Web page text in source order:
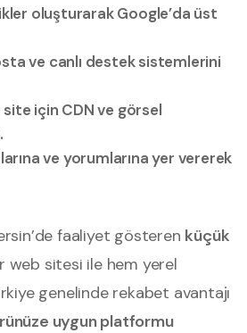
oluşturarak Google’da üst
ve canlı destek sistemlerini
site için CDN ve görsel
ve yorumlarına yer vererek
faaliyet gösteren küçük
web sitesi ile hem yerel
genelinde rekabet avantajı
uygun platformu